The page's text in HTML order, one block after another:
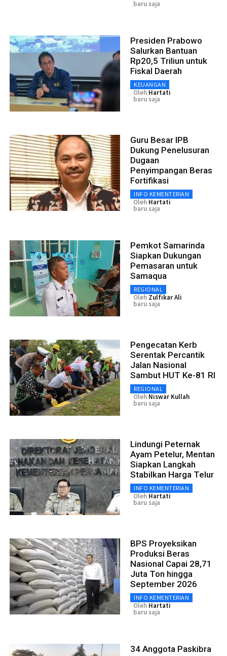
baru saja
Presiden Prabowo
Salurkan Bantuan
Rp20,5 Triliun untuk
Fiskal Daerah
KEUANGAN
Oleh Hartati
baru saja
Guru Besar IPB
Dukung Penelusuran
Dugaan
Penyimpangan Beras
Fortifikasi
INFO KEMENTERIAN
Oleh Hartati
baru saja
Pemkot Samarinda
Siapkan Dukungan
Pemasaran untuk
Samaqua
REGIONAL
Oleh Zulfikar Ali
baru saja
Pengecatan Kerb
Serentak Percantik
Jalan Nasional
Sambut HUT Ke-81 RI
REGIONAL
Oleh Niswar Kullah
baru saja
Lindungi Peternak
Ayam Petelur, Mentan
Siapkan Langkah
Stabilkan Harga Telur
INFO KEMENTERIAN
Oleh Hartati
baru saja
BPS Proyeksikan
Produksi Beras
Nasional Capai 28,71
Juta Ton hingga
September 2026
INFO KEMENTERIAN
Oleh Hartati
baru saja
34 Anggota Paskibra